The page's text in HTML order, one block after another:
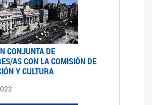
CONJUNTA DE
AS CON LA COMISIÓN DE
Y CULTURA